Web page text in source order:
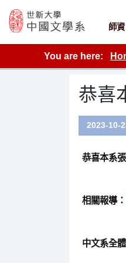
content
世新大學教學單位的網站
師資
You are here:
恭喜
2023-10-
恭喜本系
相關報導：
中文系全